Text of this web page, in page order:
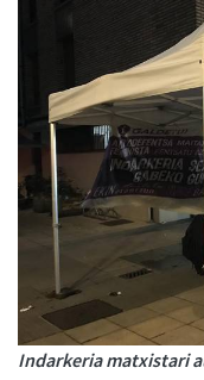
Indarkeria matxistari